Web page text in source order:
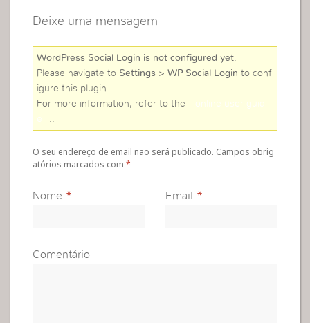
Deixe uma mensagem
WordPress Social Login is not configured yet.
Please navigate to Settings > WP Social Login to conf
igure this plugin.
For more information, refer to the
online user guid
e
..
O seu endereço de email não será publicado. Campos obrig
atórios marcados com*
Nome * Email *
Comentário